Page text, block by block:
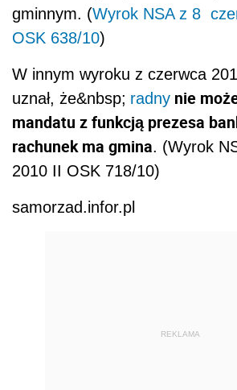
gminnym. (Wyrok NSA z 8
OSK 638/10)
W innym wyroku z czerwca
uznał, że&nbsp; radny nie
mandatu z funkcją prezesa
rachunek ma gmina. (Wyrok
2010 II OSK 718/10)
samorzad.infor.pl
REKLAMA